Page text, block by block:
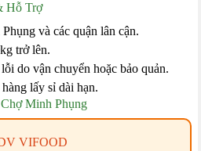
Hỗ Trợ
và các quận lân cận.
trở lên.
do vận chuyển hoặc bảo quản.
lấy sỉ dài hạn.
Minh Phụng
VIFOOD